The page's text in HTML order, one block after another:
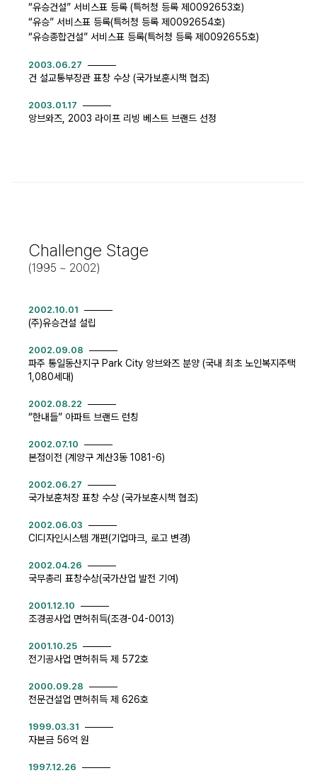
“유승건설” 서비스표 등록 (특허청 등록 제0092653호)
“유승” 서비스표 등록(특허청 등록 제0092654호)
“유승종합건설” 서비스표 등록(특허청 등록 제0092655호)
2003.06.27
건 설교통부장관 표창 수상 (국가보훈시책 협조)
2003.01.17
앙브와즈, 2003 라이프 리빙 베스트 브랜드 선정
Challenge Stage
(1995 ~ 2002)
2002.10.01
(주)유승건설 설립
2002.09.08
파주 통일동산지구 Park City 앙브와즈 분양 (국내 최초 노인복지주택
1,080세대)
2002.08.22
“한내들” 아파트 브랜드 런칭
2002.07.10
본점이전 (계양구 계산3동 1081-6)
2002.06.27
국가보훈처장 표창 수상 (국가보훈시책 협조)
2002.06.03
CI디자인시스템 개편(기업마크, 로고 변경)
2002.04.26
국무총리 표창수상(국가산업 발전 기여)
2001.12.10
조경공사업 면허취득(조경-04-0013)
2001.10.25
전기공사업 면허취득 제 572호
2000.09.28
전문건설업 면허취득 제 626호
1999.03.31
자본금 56억 원
1997.12.26